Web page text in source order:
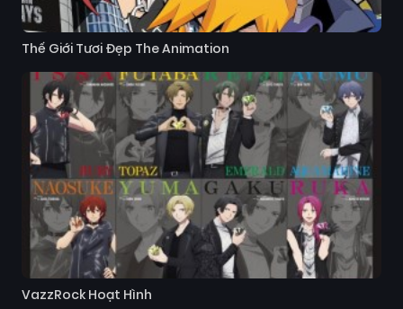
Thế Giới Tươi Đẹp The Animation
VazzRock Hoạt Hình